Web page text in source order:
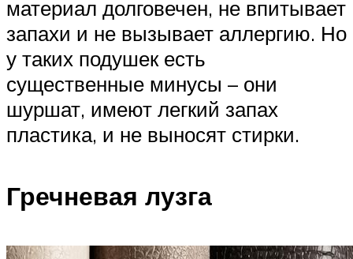
материал долговечен, не впитывает
запахи и не вызывает аллергию. Но
у таких подушек есть
существенные минусы – они
шуршат, имеют легкий запах
пластика, и не выносят стирки.
Гречневая лузга